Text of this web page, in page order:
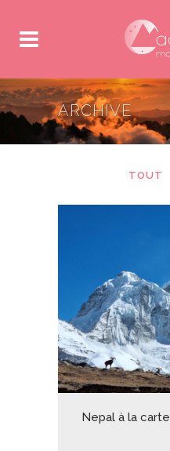
ARCHIVE
TOUT
Nepal à la carte